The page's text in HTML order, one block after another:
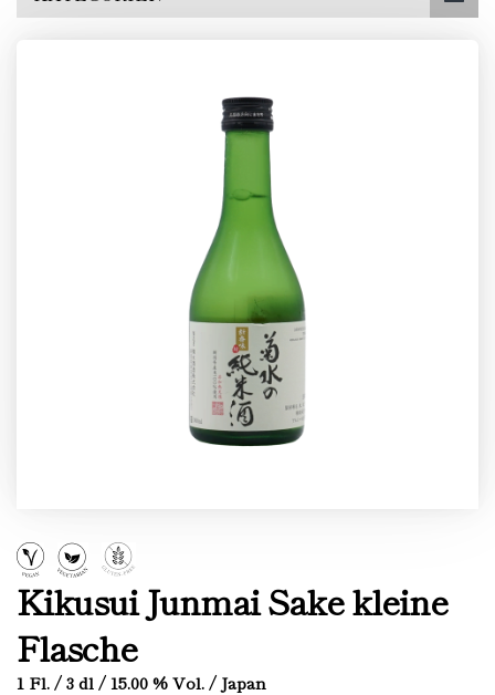
Kikusui Junmai Sake kleine
Flasche
1 Fl. / 3 dl / 15.00 % Vol. / Japan